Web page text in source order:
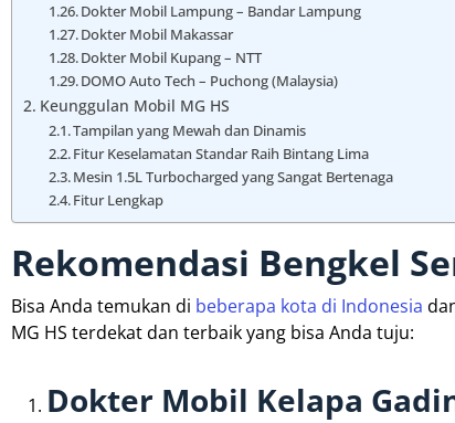
Dokter Mobil Lampung – Bandar Lampung
Dokter Mobil Makassar
Dokter Mobil Kupang – NTT
DOMO Auto Tech – Puchong (Malaysia)
Keunggulan Mobil MG HS
Tampilan yang Mewah dan Dinamis
Fitur Keselamatan Standar Raih Bintang Lima
Mesin 1.5L Turbocharged yang Sangat Bertenaga
Fitur Lengkap
Rekomendasi Bengkel
Bisa Anda temukan di beberapa kota di Indonesia
MG HS terdekat dan terbaik yang bisa Anda tuju:
Dokter Mobil Kelapa